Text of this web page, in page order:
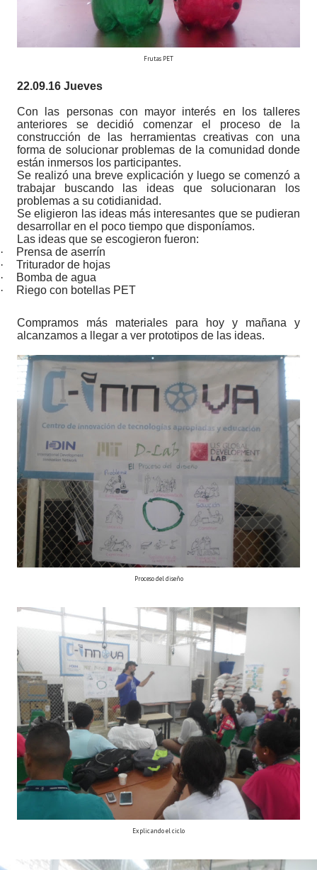
Frutas PET
22.09.16 Jueves
Con las personas con mayor interés en los talleres
anteriores se decidió comenzar el proceso de la
construcción de las herramientas creativas con una
forma de solucionar problemas de la comunidad donde
están inmersos los participantes.
Se realizó una breve explicación y luego se comenzó a
trabajar buscando las ideas que solucionaran los
problemas a su cotidianidad.
Se eligieron las ideas más interesantes que se pudieran
desarrollar en el poco tiempo que disponíamos.
Las ideas que se escogieron fueron:
·
Prensa de aserrín
·
Triturador de hojas
·
Bomba de agua
·
Riego con botellas PET
Compramos más materiales para hoy y mañana y
alcanzamos a llegar a ver prototipos de las ideas.
Proceso del diseño
Explicando el ciclo